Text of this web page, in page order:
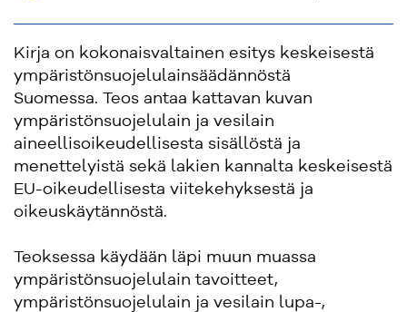
Kirja on kokonaisvaltainen esitys keskeisestä
ympäristönsuojelulainsäädännöstä
Suomessa. Teos antaa kattavan kuvan
ympäristönsuojelulain ja vesilain
aineellisoikeudellisesta sisällöstä ja
menettelyistä sekä lakien kannalta keskeisestä
EU-oikeudellisesta viitekehyksestä ja
oikeuskäytännöstä.
Teoksessa käydään läpi muun muassa
ympäristönsuojelulain tavoitteet,
ympäristönsuojelulain ja vesilain lupa-,